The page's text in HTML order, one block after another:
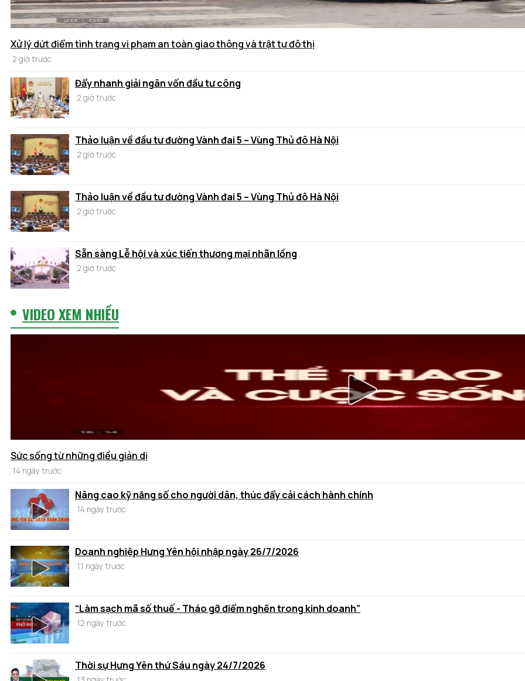
Xử lý dứt điểm tình trạng vi phạm an toàn giao thông và trật tự đô thị
2 giờ trước
Đẩy nhanh giải ngân vốn đầu tư công
2 giờ trước
Thảo luận về đầu tư đường Vành đai 5 – Vùng Thủ đô Hà Nội
2 giờ trước
Thảo luận về đầu tư đường Vành đai 5 – Vùng Thủ đô Hà Nội
2 giờ trước
Sẵn sàng Lễ hội và xúc tiến thương mại nhãn lồng
2 giờ trước
VIDEO XEM NHIỀU
Sức sống từ những điều giản dị
14 ngày trước
Nâng cao kỹ năng số cho người dân, thúc đẩy cải cách hành chính
14 ngày trước
Doanh nghiệp Hưng Yên hội nhập ngày 26/7/2026
11 ngày trước
“Làm sạch mã số thuế - Tháo gỡ điểm nghẽn trong kinh doanh”
12 ngày trước
Thời sự Hưng Yên thứ Sáu ngày 24/7/2026